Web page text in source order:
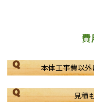
費
Q 本体工事費以
Q 見積